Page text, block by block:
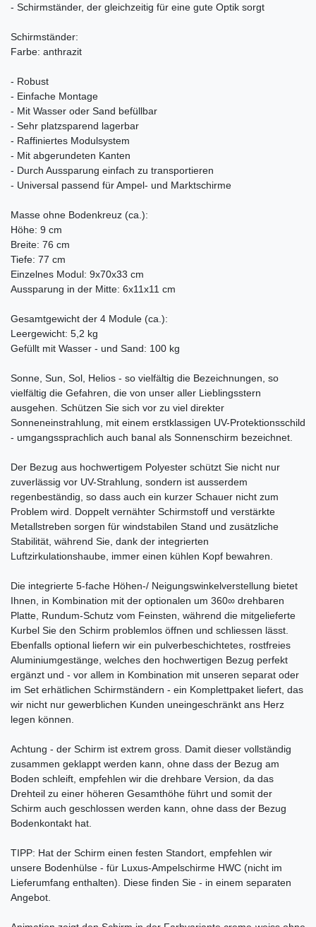
- Schirmständer, der gleichzeitig für eine gute Optik sorgt
Schirmständer:
Farbe: anthrazit
- Robust
- Einfache Montage
- Mit Wasser oder Sand befüllbar
- Sehr platzsparend lagerbar
- Raffiniertes Modulsystem
- Mit abgerundeten Kanten
- Durch Aussparung einfach zu transportieren
- Universal passend für Ampel- und Marktschirme
Masse ohne Bodenkreuz (ca.):
Höhe: 9 cm
Breite: 76 cm
Tiefe: 77 cm
Einzelnes Modul: 9x70x33 cm
Aussparung in der Mitte: 6x11x11 cm
Gesamtgewicht der 4 Module (ca.):
Leergewicht: 5,2 kg
Gefüllt mit Wasser - und Sand: 100 kg
Sonne, Sun, Sol, Helios - so vielfältig die Bezeichnungen, so
vielfältig die Gefahren, die von unser aller Lieblingsstern
ausgehen. Schützen Sie sich vor zu viel direkter
Sonneneinstrahlung, mit einem erstklassigen UV-Protektionsschild
- umgangssprachlich auch banal als Sonnenschirm bezeichnet.
Der Bezug aus hochwertigem Polyester schützt Sie nicht nur
zuverlässig vor UV-Strahlung, sondern ist ausserdem
regenbeständig, so dass auch ein kurzer Schauer nicht zum
Problem wird. Doppelt vernähter Schirmstoff und verstärkte
Metallstreben sorgen für windstabilen Stand und zusätzliche
Stabilität, während Sie, dank der integrierten
Luftzirkulationshaube, immer einen kühlen Kopf bewahren.
Die integrierte 5-fache Höhen-/ Neigungswinkelverstellung bietet
Ihnen, in Kombination mit der optionalen um 360∞ drehbaren
Platte, Rundum-Schutz vom Feinsten, während die mitgelieferte
Kurbel Sie den Schirm problemlos öffnen und schliessen lässt.
Ebenfalls optional liefern wir ein pulverbeschichtetes, rostfreies
Aluminiumgestänge, welches den hochwertigen Bezug perfekt
ergänzt und - vor allem in Kombination mit unseren separat oder
im Set erhätlichen Schirmständern - ein Komplettpaket liefert, das
wir nicht nur gewerblichen Kunden uneingeschränkt ans Herz
legen können.
Achtung - der Schirm ist extrem gross. Damit dieser vollständig
zusammen geklappt werden kann, ohne dass der Bezug am
Boden schleift, empfehlen wir die drehbare Version, da das
Drehteil zu einer höheren Gesamthöhe führt und somit der
Schirm auch geschlossen werden kann, ohne dass der Bezug
Bodenkontakt hat.
TIPP: Hat der Schirm einen festen Standort, empfehlen wir
unsere Bodenhülse - für Luxus-Ampelschirme HWC (nicht im
Lieferumfang enthalten). Diese finden Sie - in einem separaten
Angebot.